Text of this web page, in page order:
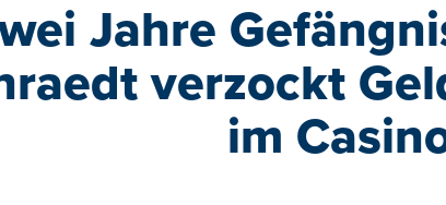
Jahre
verzockt
im